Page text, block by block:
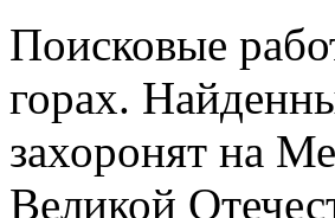
Поисковые
горах.
захоронят на
Великой